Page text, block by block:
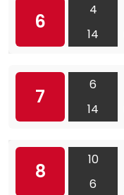
6
4
14
7
6
14
8
10
6